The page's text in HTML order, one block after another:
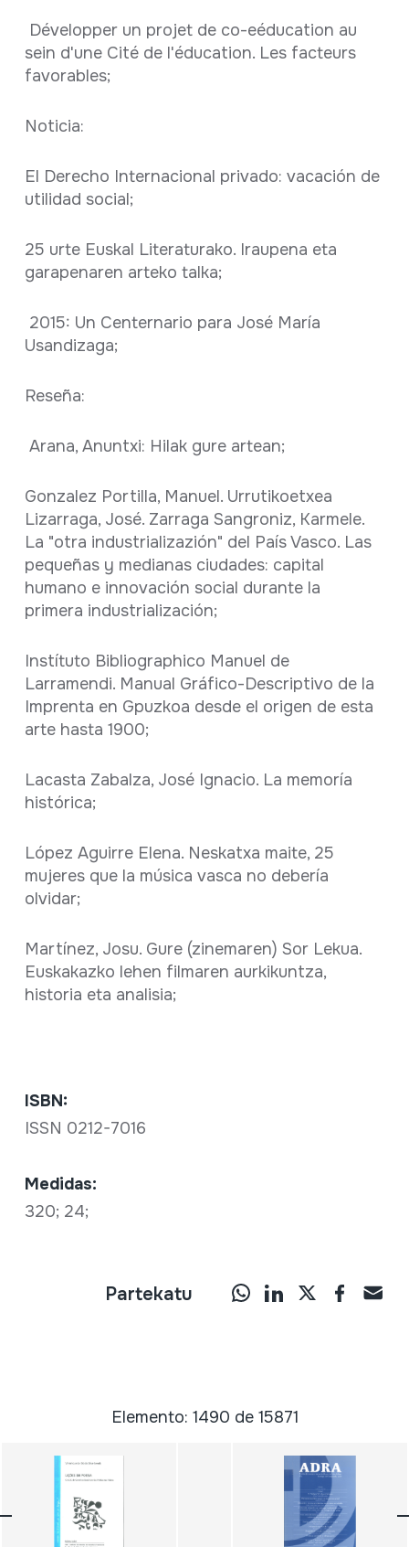
Développer un projet de co-eéducation au
sein d'une Cité de l'éducation. Les facteurs
favorables;
Noticia:
El Derecho Internacional privado: vacación de
utilidad social;
25 urte Euskal Literaturako. Iraupena eta
garapenaren arteko talka;
2015: Un Centernario para José María
Usandizaga;
Reseña:
Arana, Anuntxi: Hilak gure artean;
Gonzalez Portilla, Manuel. Urrutikoetxea
Lizarraga, José. Zarraga Sangroniz, Karmele.
La "otra industrializazión" del País Vasco. Las
pequeñas y medianas ciudades: capital
humano e innovación social durante la
primera industrialización;
Instítuto Bibliographico Manuel de
Larramendi. Manual Gráfico-Descriptivo de la
Imprenta en Gpuzkoa desde el origen de esta
arte hasta 1900;
Lacasta Zabalza, José Ignacio. La memoría
histórica;
López Aguirre Elena. Neskatxa maite, 25
mujeres que la música vasca no debería
olvidar;
Martínez, Josu. Gure (zinemaren) Sor Lekua.
Euskakazko lehen filmaren aurkikuntza,
historia eta analisia;
ISBN:
ISSN 0212-7016
Medidas:
320; 24;
Partekatu
Elemento: 1490 de 15871